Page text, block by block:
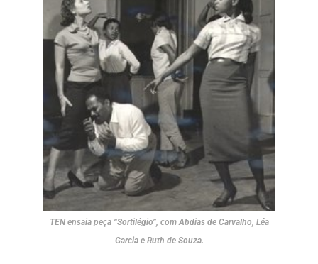
TEN ensaia peça “Sortilégio”, com Abdias de Carvalho, Léa
Garcia e Ruth de Souza.